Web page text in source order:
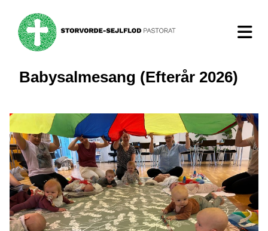
Babysalmesang (Efterår 2026)